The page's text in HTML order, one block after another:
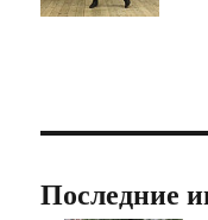
Последние